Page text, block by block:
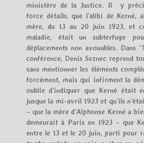
ministère de la Justice. Il y
force détails, que l’alibi de Kerné,
mère, du 13 au 20 juin 1923, et
maladie, était un subterfuge
déplacements non avouables. Dans
conférence, Denis Seznec reprend
sans mentionner les éléments
forcément, mais qui infirment la
oublie d’indiquer que Kerné était
jusque la mi-avril 1923 et qu’ils
– que la mère d’Alphonse Kerné a
demeurait à Paris en 1923 – que
entre le 13 et le 20 juin, parti pour